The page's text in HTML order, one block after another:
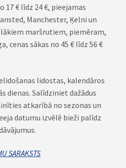
17 € līdz 24 €, pieejamas
Manchester, Ķelni un
maršrutiem, piemēram,
cenas sākas no 45 € līdz 56 €
lidostas, kalendāros
dienas. Salīdziniet dažādus
atkarībā no sezonas un
datumu izvēlē bieži palīdz
SARAKSTS